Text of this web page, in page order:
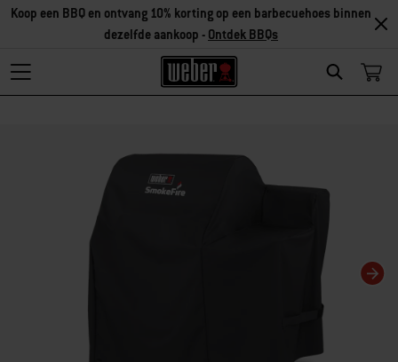
Search
Koop een BBQ en ontvang 10% korting op een barbecuehoes binnen
dezelfde aankoop - Ontdek BBQs